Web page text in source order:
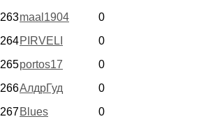
263maal1904
0
264PIRVELI
0
265portos17
0
266АлдрГуд
0
267Blues
0